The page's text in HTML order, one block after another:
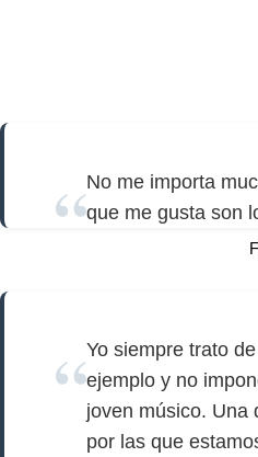
No me importa
que me gusta son
Yo siempre trato
ejemplo y no
joven músico. Una
por las que